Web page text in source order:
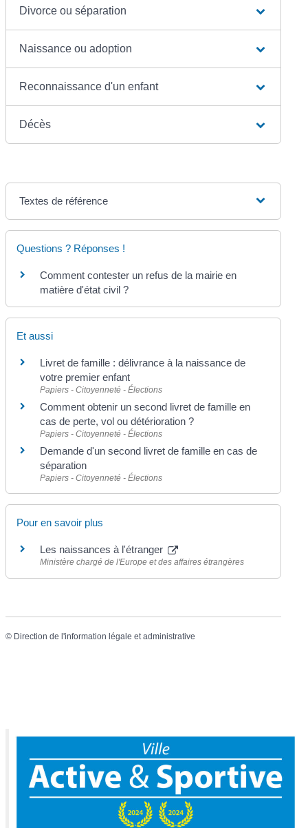
Divorce ou séparation
Naissance ou adoption
Reconnaissance d'un enfant
Décès
Textes de référence
Questions ? Réponses !
Comment contester un refus de la mairie en
matière d'état civil ?
Et aussi
Livret de famille : délivrance à la naissance de
votre premier enfant
Papiers - Citoyenneté - Élections
Comment obtenir un second livret de famille en
cas de perte, vol ou détérioration ?
Papiers - Citoyenneté - Élections
Demande d'un second livret de famille en cas de
séparation
Papiers - Citoyenneté - Élections
Pour en savoir plus
Les naissances à l'étranger
Ministère chargé de l'Europe et des affaires étrangères
© Direction de l'information légale et administrative